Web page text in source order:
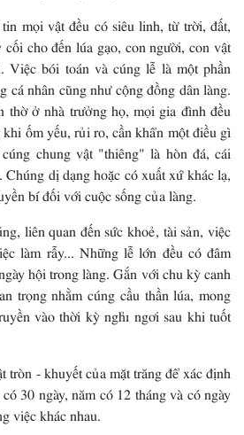
mọi vật đều có siêu linh, từ trời, đất,
cho đến lúa gạo, con người, con vật
Việc bói toán và cúng lễ là một phần
cá nhân cũng như cộng đồng dân làng.
thờ ở nhà trưởng họ, mọi gia đình đều
ốm yếu, rủi ro, cần khẩn một điều gì
chung vật "thiêng" là hòn đá, cái
dị dạng hoặc có xuất xứ khác lạ,
bí đối với cuộc sống của làng.
liên quan đến sức khoẻ, tài sản, việc
làm rẫy... Những lễ lớn đều có đâm
hội trong làng. Gắn với chu kỳ canh
trọng nhằm cúng cầu thần lúa, mong
vào thời kỳ nghỉ ngơi sau khi tuốt
tròn - khuyết của mặt trăng để xác định
30 ngày, năm có 12 tháng và có ngày
việc khác nhau.